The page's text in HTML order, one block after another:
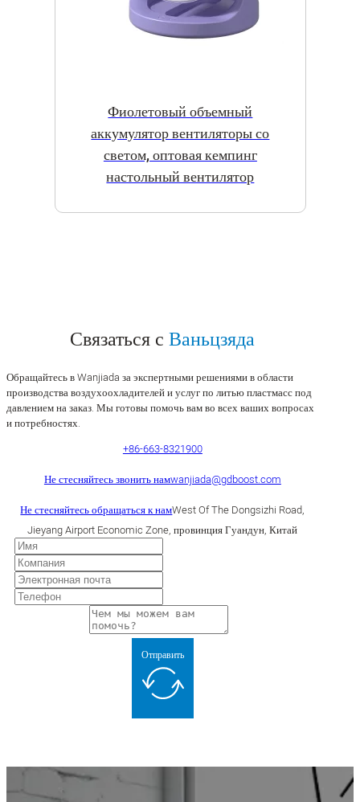
Фиолетовый объемный
аккумулятор вентиляторы со
светом, оптовая кемпинг
настольный вентилятор
Связаться сВаньцзяда
Обращайтесь в Wanjiada за экспертными решениями в области
производства воздухоохладителей и услуг по литью пластмасс под
давлением на заказ. Мы готовы помочь вам во всех ваших вопросах
и потребностях.
+86-663-8321900
Не стесняйтесь звонить намwanjiada@gdboost.com
Не стесняйтесь обращаться к намWest Of The Dongsizhi Road,
Jieyang Airport Economic Zone, провинция Гуандун, Китай
Отправить